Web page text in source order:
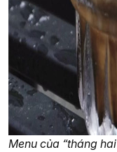
Menu của “tháng